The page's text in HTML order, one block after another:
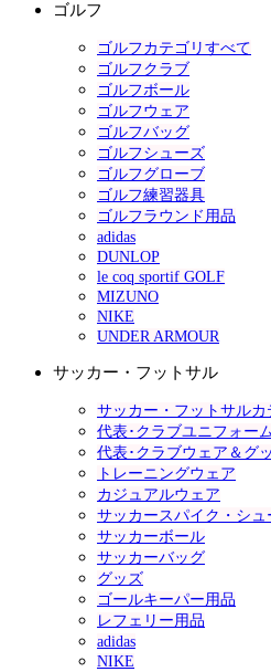
ゴルフ
ゴルフカテゴリすべて
ゴルフクラブ
ゴルフボール
ゴルフウェア
ゴルフバッグ
ゴルフシューズ
ゴルフグローブ
ゴルフ練習器具
ゴルフラウンド用品
adidas
DUNLOP
le coq sportif GOLF
MIZUNO
NIKE
UNDER ARMOUR
サッカー・フットサル
サッカー・フットサルカ
代表･クラブユニフォー
代表･クラブウェア＆グ
トレーニングウェア
カジュアルウェア
サッカースパイク・シュ
サッカーボール
サッカーバッグ
グッズ
ゴールキーパー用品
レフェリー用品
adidas
NIKE